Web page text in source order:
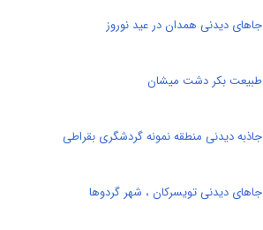
جاهای دیدنی همدان در عید نوروز
طبیعت بکر دشت میشان
جاذبه دیدنی منطقه نمونه گردشگری بقراطی
جاهای دیدنی تویسرکان ، شهر گردوها